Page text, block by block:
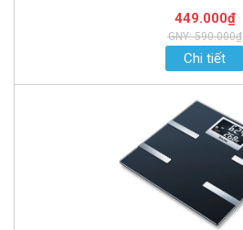
449.000₫
GNY: 590.000₫
Chi tiết